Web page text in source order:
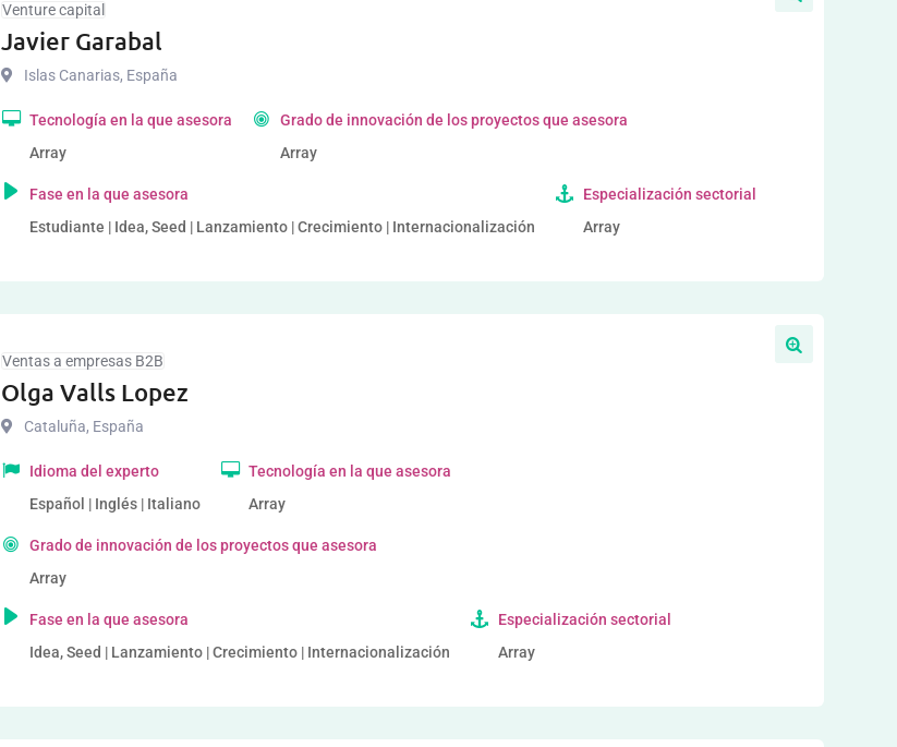
Venture capital
Javier Garabal
Islas Canarias, España
Tecnología en la que asesora
Array
Grado de innovación de los proyectos que asesora
Array
Fase en la que asesora
Estudiante | Idea, Seed | Lanzamiento | Crecimiento | Internacionalización
Especialización sectorial
Array
Ventas a empresas B2B
Olga Valls Lopez
Cataluña, España
Idioma del experto
Español | Inglés | Italiano
Tecnología en la que asesora
Array
Grado de innovación de los proyectos que asesora
Array
Fase en la que asesora
Idea, Seed | Lanzamiento | Crecimiento | Internacionalización
Especialización sectorial
Array